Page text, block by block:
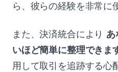
ら、彼らの経験を非常に
また、決済統合により あ
いほど簡単に整理できま
用して取引を追跡する心